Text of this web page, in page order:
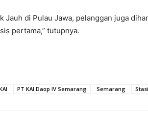
Jauh di Pulau Jawa, pelanggan juga
pertama,” tutupnya.
PT KAI Daop IV Semarang Semarang